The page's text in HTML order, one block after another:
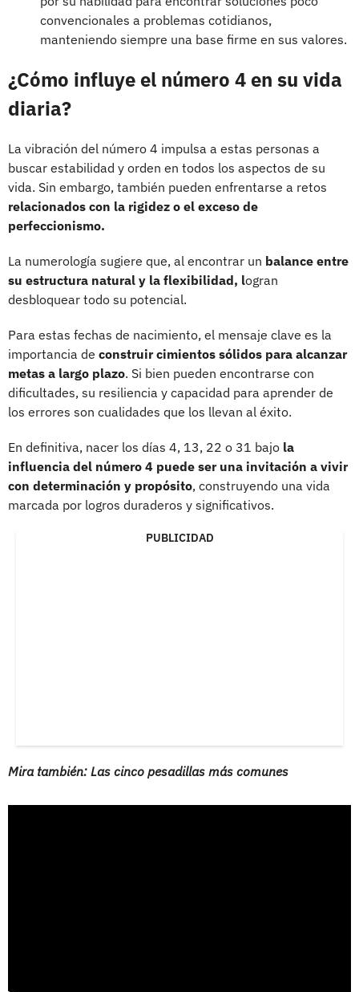
convencionales a problemas cotidianos,
manteniendo siempre una base firme en sus valores.
¿Cómo influye el número 4 en su vida
diaria?
La vibración del número 4 impulsa a estas personas a
buscar estabilidad y orden en todos los aspectos de su
vida. Sin embargo, también pueden enfrentarse a retos
relacionados con la rigidez o el exceso de
perfeccionismo.
La numerología sugiere que, al encontrar un balance entre
su estructura natural y la flexibilidad, logran
desbloquear todo su potencial.
Para estas fechas de nacimiento, el mensaje clave es la
importancia de construir cimientos sólidos para alcanzar
metas a largo plazo. Si bien pueden encontrarse con
dificultades, su resiliencia y capacidad para aprender de
los errores son cualidades que los llevan al éxito.
En definitiva, nacer los días 4, 13, 22 o 31 bajo la
influencia del número 4 puede ser una invitación a vivir
con determinación y propósito, construyendo una vida
marcada por logros duraderos y significativos.
PUBLICIDAD
Mira también: Las cinco pesadillas más comunes